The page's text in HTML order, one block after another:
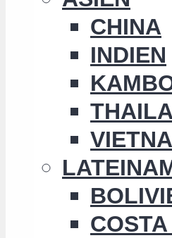
CHINA
INDIEN